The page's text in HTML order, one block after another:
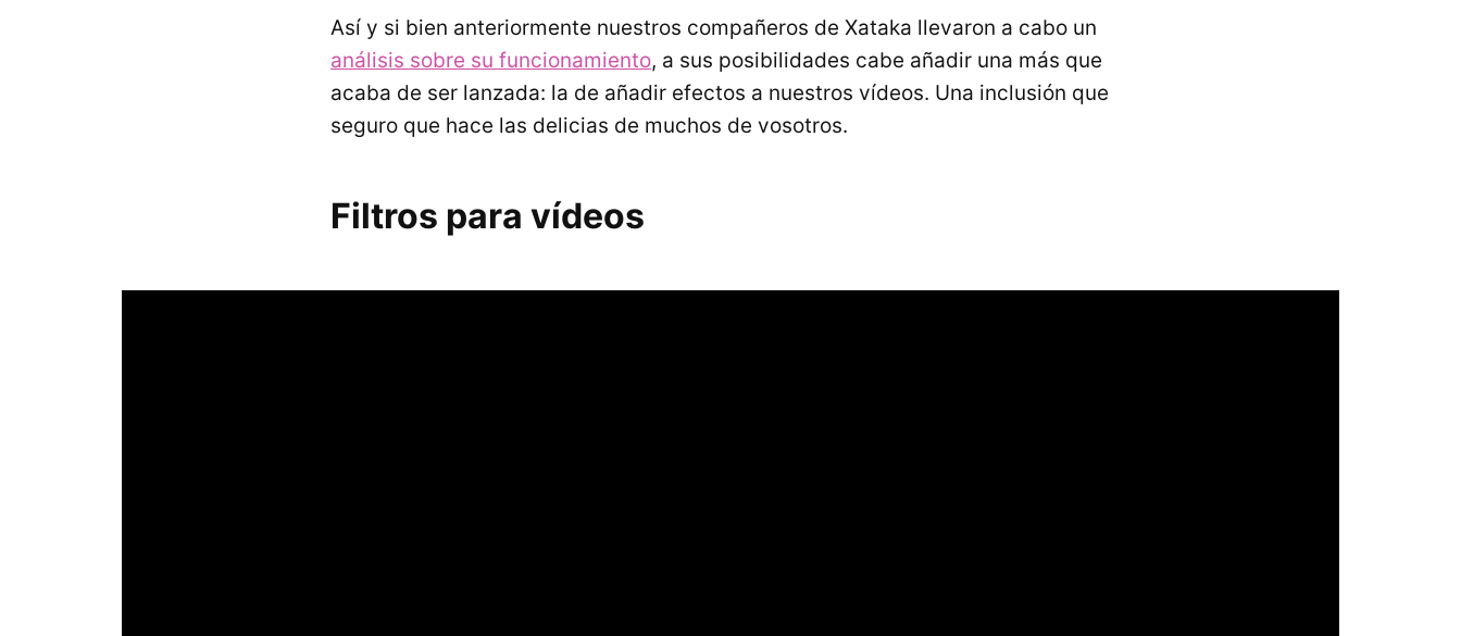
Así y si bien anteriormente nuestros compañeros de Xataka llevaron a cabo un
análisis sobre su funcionamiento, a sus posibilidades cabe añadir una más que
acaba de ser lanzada: la de añadir efectos a nuestros vídeos. Una inclusión que
seguro que hace las delicias de muchos de vosotros.
Filtros para vídeos